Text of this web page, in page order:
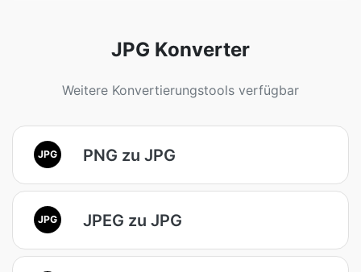
JPG Konverter
Weitere Konvertierungstools verfügbar
JPG PNG zu JPG
JPG JPEG zu JPG